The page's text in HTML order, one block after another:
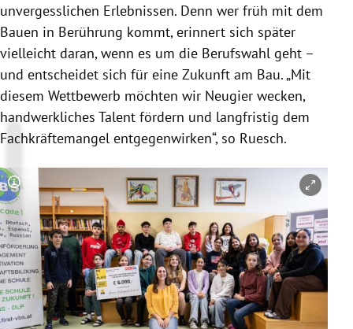
unvergesslichen Erlebnissen. Denn wer früh mit dem
Bauen in Berührung kommt, erinnert sich später
vielleicht daran, wenn es um die Berufswahl geht –
und entscheidet sich für eine Zukunft am Bau. „Mit
diesem Wettbewerb möchten wir Neugier wecken,
handwerkliches Talent fördern und langfristig dem
Fachkräftemangel entgegenwirken“, so Ruesch.
Copyright-Hinweis öffnen/schließen